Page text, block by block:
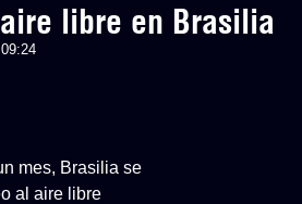
libre en Brasilia
mes, Brasilia se
al aire libre